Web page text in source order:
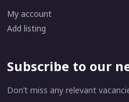
My account
Add listing
Subscribe to our
Don’t miss any relevant